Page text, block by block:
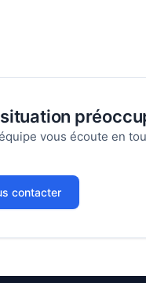
vous écoute en
contacter